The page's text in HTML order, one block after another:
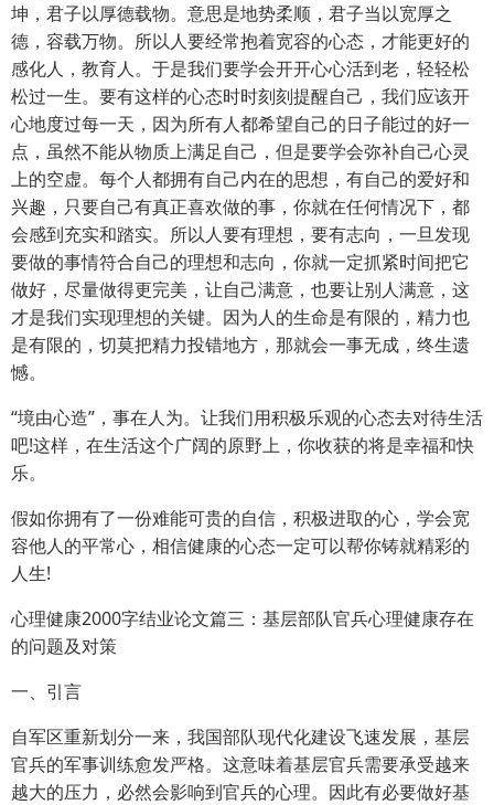
坤，君子以厚德载物。意思是地势柔顺，君子当以宽厚之
德，容载万物。所以人要经常抱着宽容的心态，才能更好的
感化人，教育人。于是我们要学会开开心心活到老，轻轻松
松过一生。要有这样的心态时时刻刻提醒自己，我们应该开
心地度过每一天，因为所有人都希望自己的日子能过的好一
点，虽然不能从物质上满足自己，但是要学会弥补自己心灵
上的空虚。每个人都拥有自己内在的思想，有自己的爱好和
兴趣，只要自己有真正喜欢做的事，你就在任何情况下，都
会感到充实和踏实。所以人要有理想，要有志向，一旦发现
要做的事情符合自己的理想和志向，你就一定抓紧时间把它
做好，尽量做得更完美，让自己满意，也要让别人满意，这
才是我们实现理想的关键。因为人的生命是有限的，精力也
是有限的，切莫把精力投错地方，那就会一事无成，终生遗
憾。
“境由心造”，事在人为。让我们用积极乐观的心态去对待生活
吧!这样，在生活这个广阔的原野上，你收获的将是幸福和快
乐。
假如你拥有了一份难能可贵的自信，积极进取的心，学会宽
容他人的平常心，相信健康的心态一定可以帮你铸就精彩的
人生!
心理健康2000字结业论文篇三：基层部队官兵心理健康存在
的问题及对策
一、引言
自军区重新划分一来，我国部队现代化建设飞速发展，基层
官兵的军事训练愈发严格。这意味着基层官兵需要承受越来
越大的压力，必然会影响到官兵的心理。因此有必要做好基